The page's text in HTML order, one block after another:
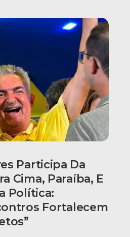
Participa Da
Cima, Paraíba, E
Política:
Fortalecem